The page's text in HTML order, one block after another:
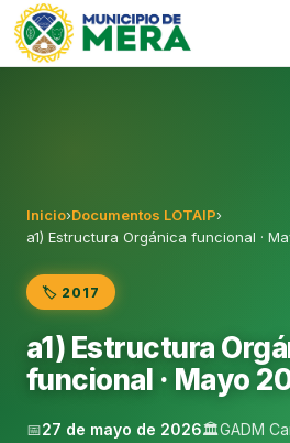
Gobierno Autónomo
Inicio›Documentos LOTAIP›
a1) Estructura Orgánica funcional ·
🏷️ 2017
a1) Estructura
funcional · Mayo
📅27 de mayo de 2026🏛️GADM